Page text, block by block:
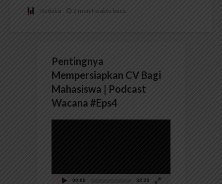
Redaksi 2 menit waktu baca
Pentingnya
Mempersiapkan CV Bagi
Mahasiswa | Podcast
Wacana #Eps4
00:00 32:39